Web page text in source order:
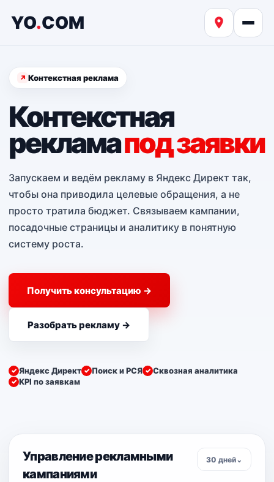
YO.COM
Контекстная реклама
Контекстная
рекламапод заявки
Запускаем и ведём рекламу в Яндекс Директ так,
чтобы она приводила целевые обращения, а не
просто тратила бюджет. Связываем кампании,
посадочные страницы и аналитику в понятную
систему роста.
Получить консультацию →
Разобрать рекламу →
Яндекс Директ Поиск и РСЯ
Сквозная аналитика
KPI по заявкам
Управление рекламными
кампаниями
30 дней⌄